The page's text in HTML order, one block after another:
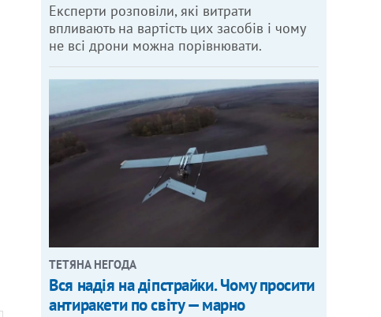
Експерти розповіли, які витрати
впливають на вартість цих засобів і чому
не всі дрони можна порівнювати.
ТЕТЯНА НЕГОДА
Вся надія на діпстрайки. Чому просити
антиракети по світу — марно